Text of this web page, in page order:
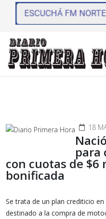
18
para
con cuotas de $6
bonificada
Se trata de un plan crediticio
destinado a la compra de